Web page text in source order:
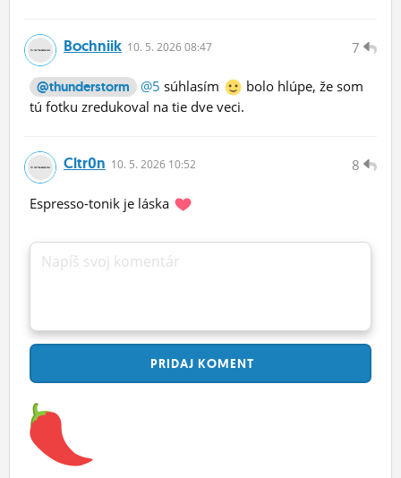
7
Bochniik 10. 5. 2026 08:47
@thunderstorm @5 súhlasím
bolo hlúpe, že som
tú fotku zredukoval na tie dve veci.
8
Cltr0n 10. 5. 2026 10:52
Espresso-tonik je láska
Napíš svoj komentár
PRIDAJ KOMENT